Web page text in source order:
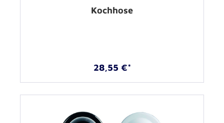
Kochhose
28,55 €*